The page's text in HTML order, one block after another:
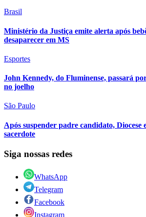
Brasil
Ministério da Justiça emite alerta após
desaparecer em MS
Esportes
John Kennedy, do Fluminense, passará
no joelho
São Paulo
Após suspender padre candidato, Diocese
sacerdote
Siga nossas redes
WhatsApp
Telegram
Facebook
Instagram